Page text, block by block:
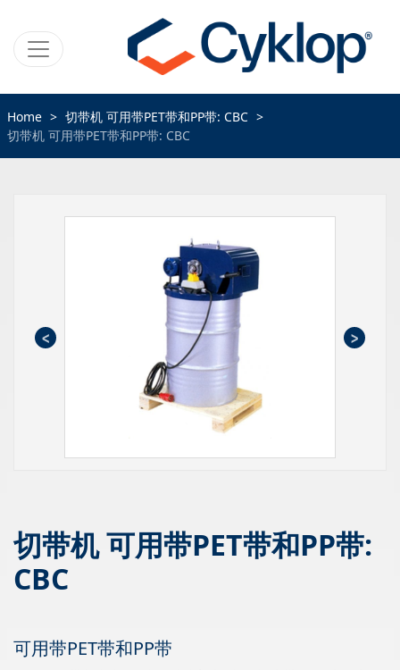
Home
切带机 可用带PET带和PP带: CBC
切带机 可用带PET带和PP带: CBC
切带机 可用带PET带和PP带:
CBC
可用带PET带和PP带